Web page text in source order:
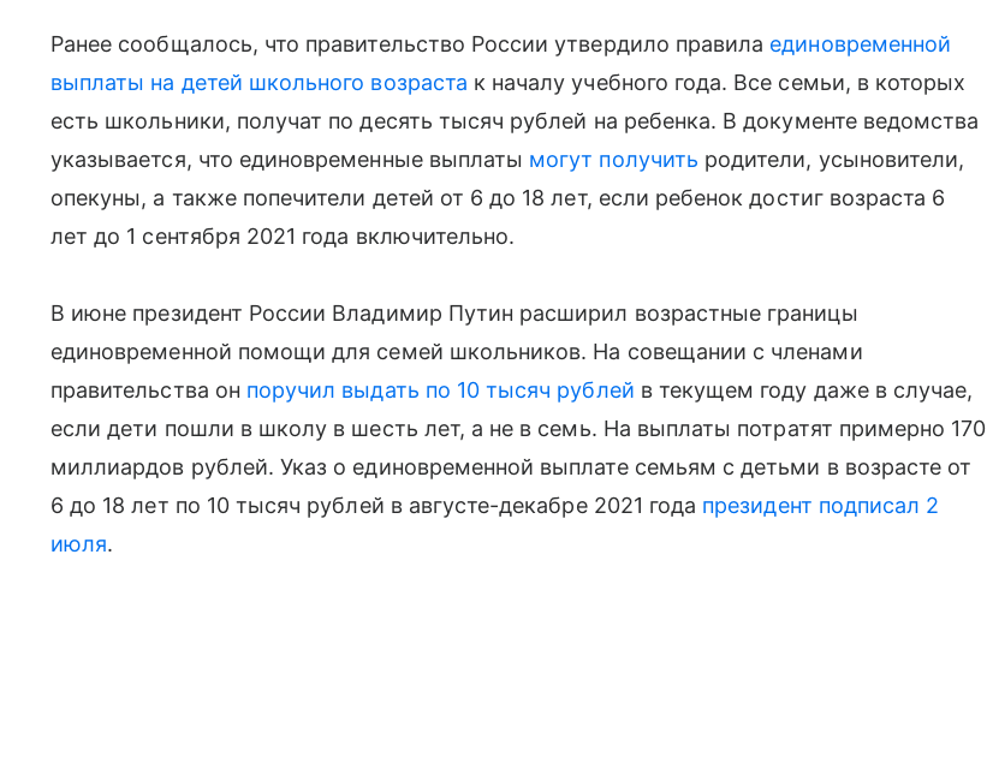
Ранее сообщалось, что правительство России утвердило правила единовременной
выплаты на детей школьного возраста к началу учебного года. Все семьи, в которых
есть школьники, получат по десять тысяч рублей на ребенка. В документе ведомства
указывается, что единовременные выплаты могут получить родители, усыновители,
опекуны, а также попечители детей от 6 до 18 лет, если ребенок достиг возраста 6
лет до 1 сентября 2021 года включительно.
В июне президент России Владимир Путин расширил возрастные границы
единовременной помощи для семей школьников. На совещании с членами
правительства он поручил выдать по 10 тысяч рублей в текущем году даже в случае,
если дети пошли в школу в шесть лет, а не в семь. На выплаты потратят примерно 170
миллиардов рублей. Указ о единовременной выплате семьям с детьми в возрасте от
6 до 18 лет по 10 тысяч рублей в августе-декабре 2021 года президент подписал 2
июля.